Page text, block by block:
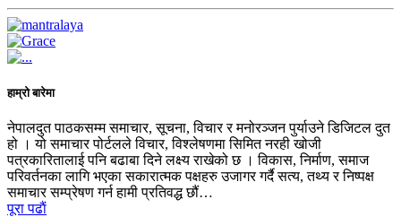
हाम्रो बारेमा
नेपालदुत पाठकसम्म समाचार, सूचना, विचार र मनोरञ्जन पुर्याउने डिजिटल दुत
हो । यो समाचार पोर्टलले विचार, विश्लेषणमा सिमित नरही खोजी
पत्रकारितालाई पनि बढाबा दिने लक्ष्य राखेको छ । विकास, निर्माण, समाज
परिवर्तनका लागि भएका सकारात्मक पक्षहरु उजागर गर्दै सत्य, तथ्य र निष्पक्ष
समाचार सम्प्रेषण गर्न हामी प्रतिवद्ध छौं…
पूरा पढाैं